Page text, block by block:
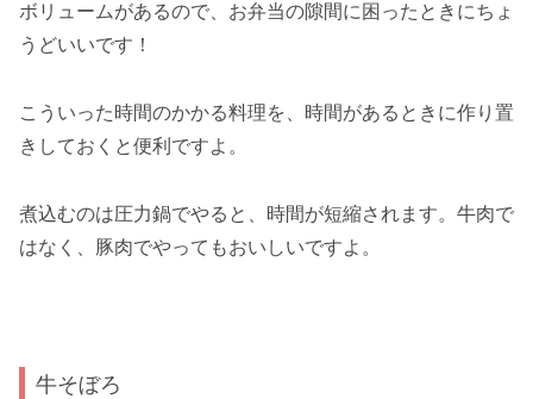
ボリュームがあるので、お弁当の隙間に困ったときにちょ
うどいいです！
こういった時間のかかる料理を、時間があるときに作り置
きしておくと便利ですよ。
煮込むのは圧力鍋でやると、時間が短縮されます。牛肉で
はなく、豚肉でやってもおいしいですよ。
牛そぼろ